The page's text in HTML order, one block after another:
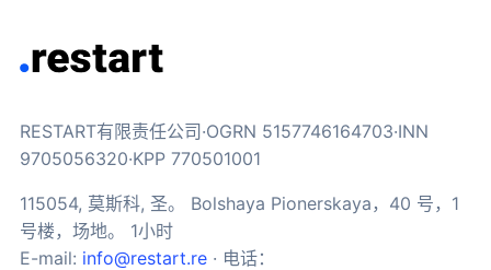
RESTART有限责任公司·OGRN 5157746164703·INN
9705056320·KPP 770501001
115054, 莫斯科, 圣。 Bolshaya Pionerskaya，40 号，1
号楼，场地。 1小时
E-mail: info@restart.re · 电话：